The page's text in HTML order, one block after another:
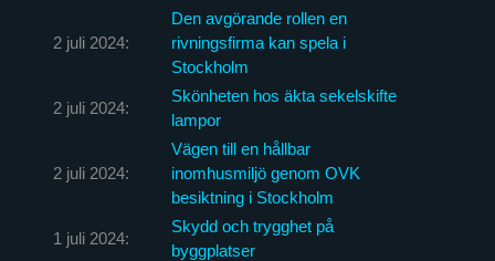
2 juli 2024:
Den avgörande rollen en
rivningsfirma kan spela i
Stockholm
2 juli 2024:
Skönheten hos äkta sekelskifte
lampor
2 juli 2024:
Vägen till en hållbar
inomhusmiljö genom OVK
besiktning i Stockholm
1 juli 2024:
Skydd och trygghet på
byggplatser